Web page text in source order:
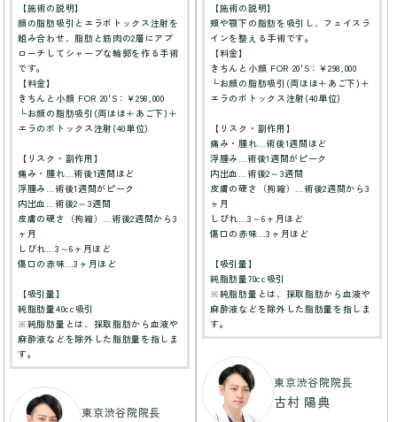
【施術の説明】
顔の脂肪吸引とエラボトックス注射を
組み合わせ、脂肪と筋肉の2層にアプ
ローチしてシャープな輪郭を作る手術
です。
【料金】
きちんと小顔 FOR 20'S：¥298,000
└お顔の脂肪吸引(両ほほ＋あご下)＋
エラのボトックス注射(40単位)
【リスク・副作用】
痛み・腫れ…術後1週間ほど
浮腫み…術後1週間がピーク
内出血…術後2～3週間
皮膚の硬さ（拘縮）…術後2週間から3
ヶ月
しびれ…3～6ヶ月ほど
傷口の赤味…3ヶ月ほど
【吸引量】
純脂肪量40cc吸引
※純脂肪量とは、採取脂肪から血液や
麻酔液などを除外した脂肪量を指しま
す。
東京渋谷院院長
【施術の説明】
頬や顎下の脂肪を吸引し、フェイスラ
インを整える手術です。
【料金】
きちんと小顔 FOR 20'S：¥298,000
└お顔の脂肪吸引(両ほほ＋あご下)＋
エラのボトックス注射(40単位)
【リスク・副作用】
痛み・腫れ…術後1週間ほど
浮腫み…術後1週間がピーク
内出血…術後2～3週間
皮膚の硬さ（拘縮）…術後2週間から3
ヶ月
しびれ…3～6ヶ月ほど
傷口の赤味…3ヶ月ほど
【吸引量】
純脂肪量70cc吸引
※純脂肪量とは、採取脂肪から血液や
麻酔液などを除外した脂肪量を指しま
す。
東京渋谷院院長
古村 陽典